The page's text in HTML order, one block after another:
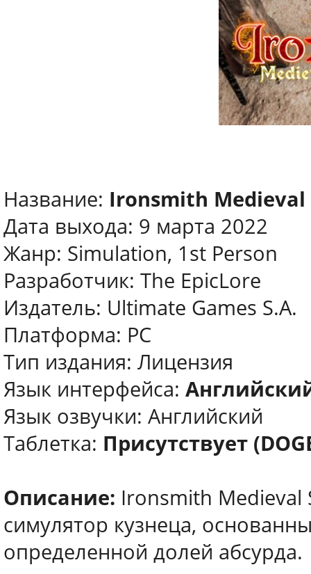
Название: Ironsmith
Дата выхода: 9 марта 2022
Жанр: Simulation, 1st Person
Разработчик: The EpicLore
Издатель: Ultimate Games S.A.
Платформа: PC
Тип издания: Лицензия
Язык интерфейса:
Язык озвучки: Английский
Таблетка: Присутствует
Описание: Ironsmith Medieval
симулятор кузнеца,
определенной долей абсурда.